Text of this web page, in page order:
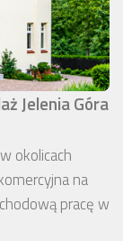
Jelenia Góra
okolicach
na
pracę w